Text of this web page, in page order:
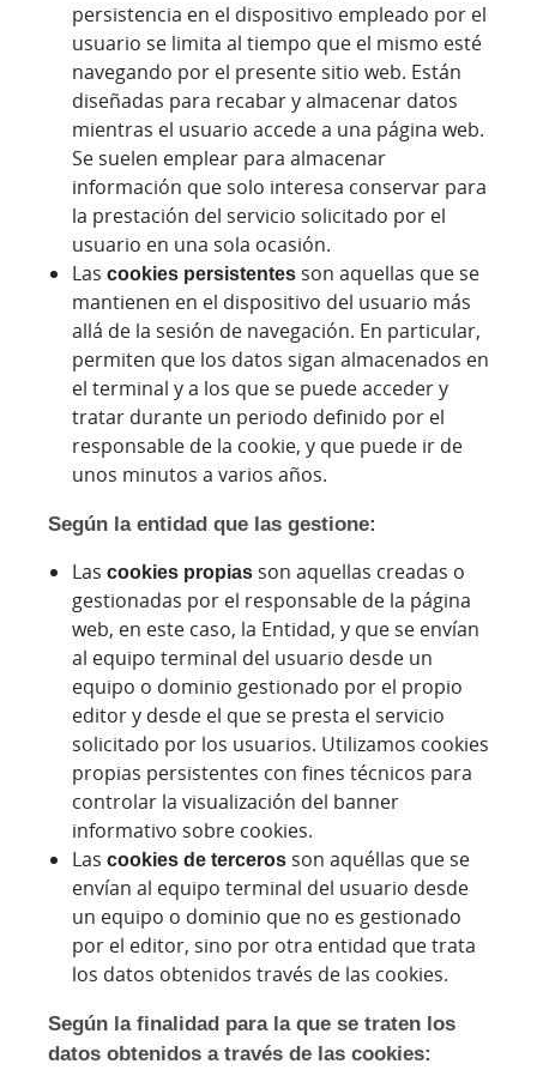
persistencia en el dispositivo empleado por el
usuario se limita al tiempo que el mismo esté
navegando por el presente sitio web. Están
diseñadas para recabar y almacenar datos
mientras el usuario accede a una página web.
Se suelen emplear para almacenar
información que solo interesa conservar para
la prestación del servicio solicitado por el
usuario en una sola ocasión.
Las cookies persistentes son aquellas que se
mantienen en el dispositivo del usuario más
allá de la sesión de navegación. En particular,
permiten que los datos sigan almacenados en
el terminal y a los que se puede acceder y
tratar durante un periodo definido por el
responsable de la cookie, y que puede ir de
unos minutos a varios años.
Según la entidad que las gestione:
Las cookies propias son aquellas creadas o
gestionadas por el responsable de la página
web, en este caso, la Entidad, y que se envían
al equipo terminal del usuario desde un
equipo o dominio gestionado por el propio
editor y desde el que se presta el servicio
solicitado por los usuarios. Utilizamos cookies
propias persistentes con fines técnicos para
controlar la visualización del banner
informativo sobre cookies.
Las cookies de terceros son aquéllas que se
envían al equipo terminal del usuario desde
un equipo o dominio que no es gestionado
por el editor, sino por otra entidad que trata
los datos obtenidos través de las cookies.
Según la finalidad para la que se traten los
datos obtenidos a través de las cookies: